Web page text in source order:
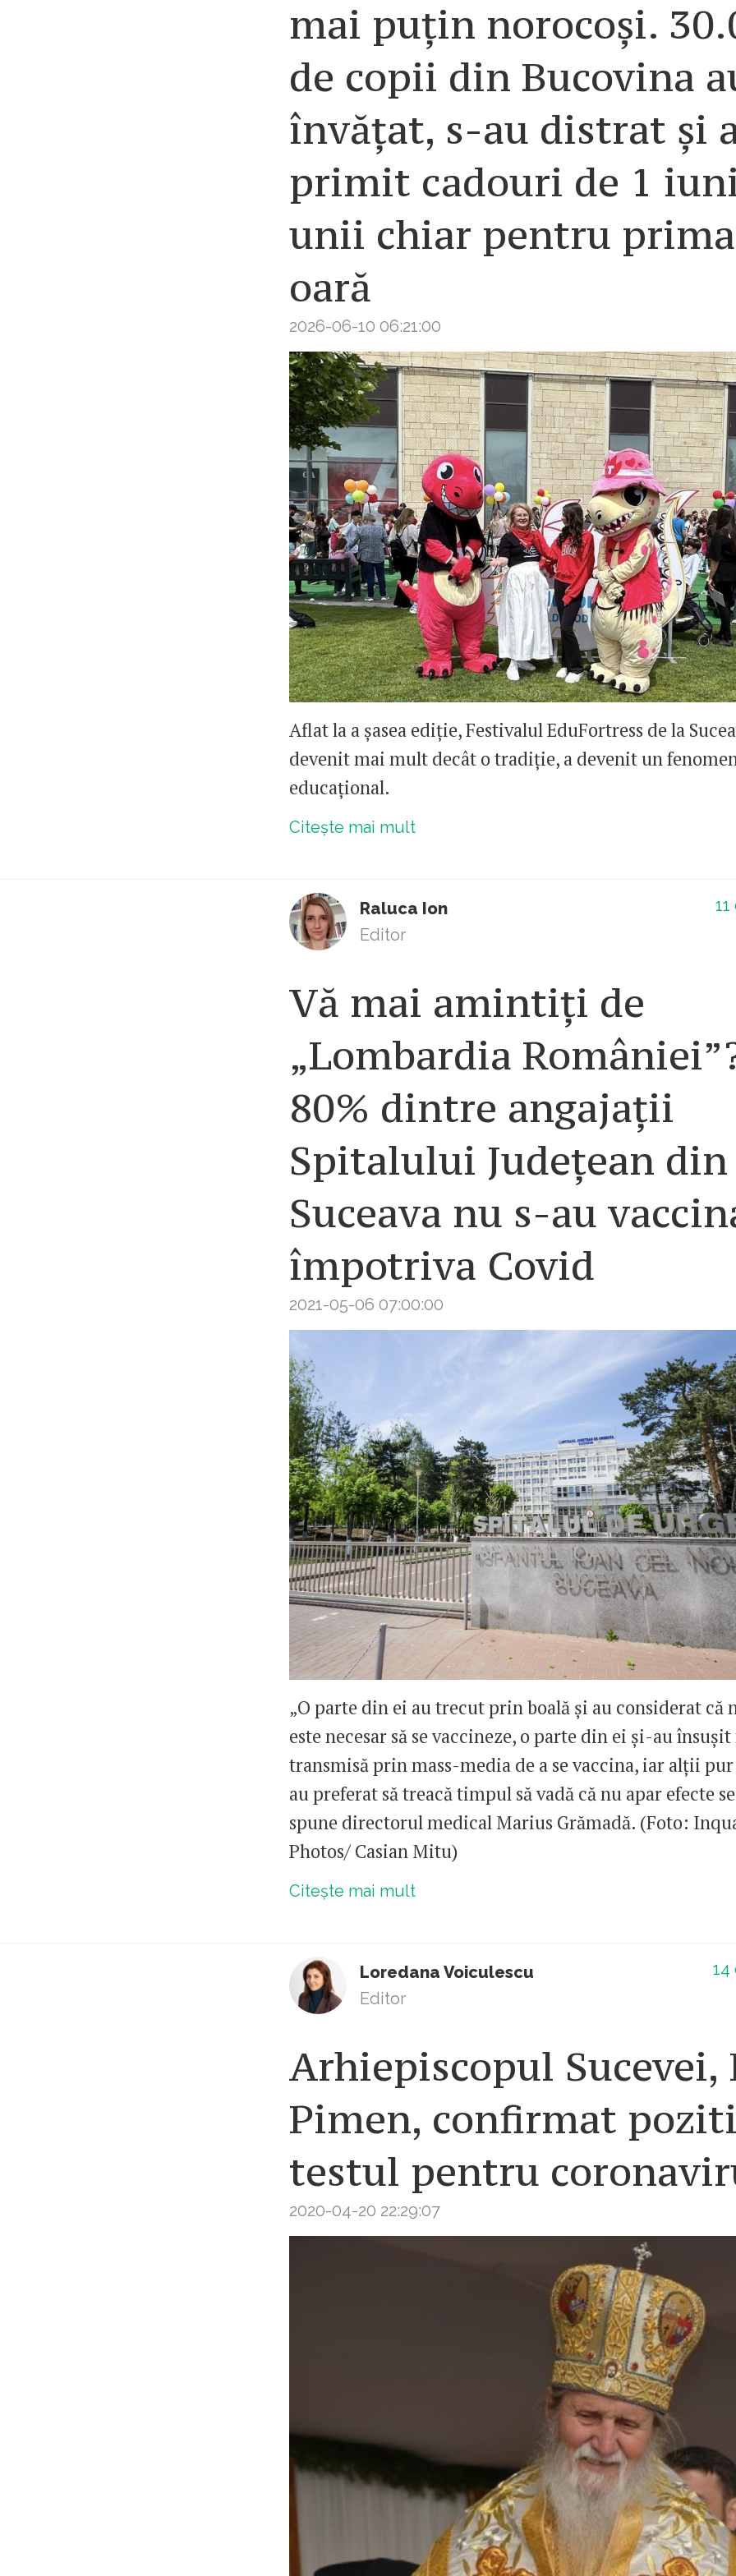
mai puțin norocoși.
de copii din Bucovina
învățat, s-au distrat și
primit cadouri de 1
unii chiar pentru prima
oară
2026-06-10 06:21:00
Aflat la a șasea ediție, Festivalul EduFortress de la
devenit mai mult decât o tradiție, a devenit un
educațional.
Citește mai mult
Raluca Ion
Editor
11
Vă mai amintiți de
„Lombardia
80% dintre angajații
Spitalului Județean din
Suceava nu s-au
împotriva Covid
2021-05-06 07:00:00
„O parte din ei au trecut prin boală și au considerat că
este necesar să se vaccineze, o parte din ei și-au
transmisă prin mass-media de a se vaccina, iar alții
au preferat să treacă timpul să vadă că nu apar efecte
spune directorul medical Marius Grămadă. (Foto:
Photos/ Casian Mitu)
Citește mai mult
Loredana Voiculescu
Editor
14
Arhiepiscopul Sucevei,
Pimen, confirmat
testul pentru
2020-04-20 22:29:07